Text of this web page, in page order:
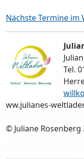
Nächste Termine im
Tel.
ww.julianes-
© Juliane Rosenberg